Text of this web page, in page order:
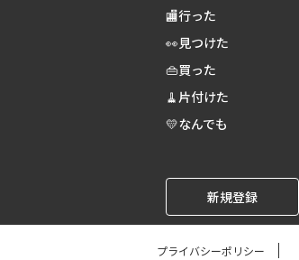
🏬行った
👀見つけた
👜買った
🧹片付けた
💛なんでも
新規登録
プライバシーポリシー